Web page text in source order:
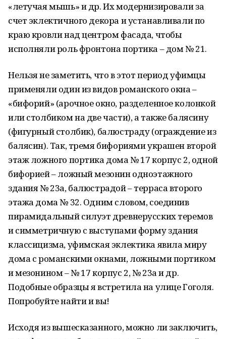
«летучая мышь» и др. Их модернизировали за
счет эклектичного декора и устанавливали по
краю кровли над центром фасада, чтобы
исполняли роль фронтона портика – дом № 21.
Нельзя не заметить, что в этот период уфимцы
применяли один из видов романского окна –
«бифорий» (арочное окно, разделенное колонкой
или столбиком на две части), а также балясину
(фигурный столбик), балюстраду (ограждение из
балясин). Так, тремя бифориями украшен второй
этаж ложного портика дома № 17 корпус 2, одной
бифорией – ложный мезонин одноэтажного
здания № 23а, балюстрадой – терраса второго
этажа дома № 32. Одним словом, соединив
пирамидальный силуэт древнерусских теремов
и симметричную с выступами форму здания
классицизма, уфимская эклектика явила миру
дома с романскими окнами, ложными портиком
и мезонином – № 17 корпус 2, № 23а и др.
Подобные образцы я встретила на улице Гоголя.
Попробуйте найти и вы!
Исходя из вышесказанного, можно ли заключить,